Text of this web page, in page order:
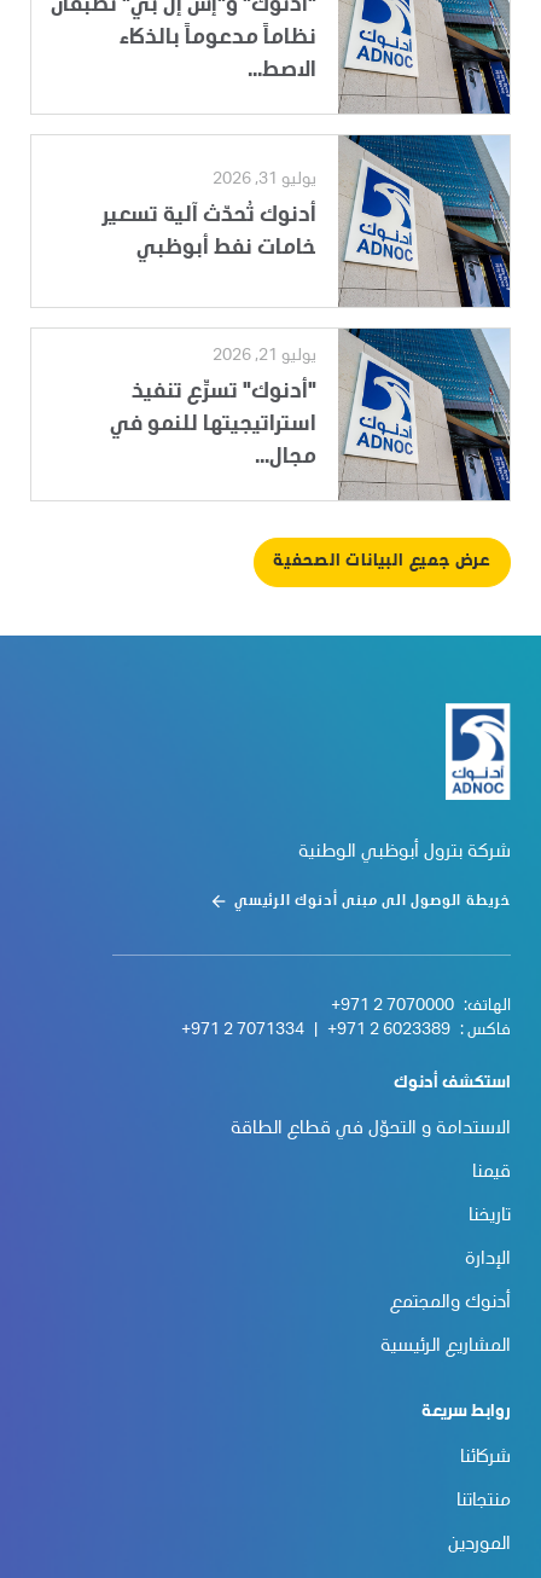
"أدنوك" و"إس إل بي" تطبقان
نظاماً مدعوماً بالذكاء
الاصط...
يوليو 31, 2026
أدنوك تُحدّث آلية تسعير
خامات نفط أبوظبي
يوليو 21, 2026
"أدنوك" تسرِّع تنفيذ
استراتيجيتها للنمو في
مجال...
عرض جميع البيانات الصحفية
شركة بترول أبوظبي الوطنية
خريطة الوصول الى مبنى أدنوك الرئيسي
الهاتف: +971 2 7070000
فاكس : +971 2 6023389
+971 2 7071334
استكشف أدنوك
الاستدامة و التحوّل في قطاع الطاقة
قيمنا
تاريخنا
الإدارة
أدنوك والمجتمع
المشاريع الرئيسية
روابط سريعة
شركائنا
منتجاتنا
الموردين